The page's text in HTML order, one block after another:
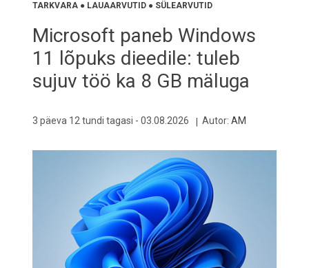
TARKVARA ● LAUAARVUTID ● SÜLEARVUTID
Microsoft paneb Windows
11 lõpuks dieedile: tuleb
sujuv töö ka 8 GB mäluga
3 päeva 12 tundi tagasi - 03.08.2026 Autor: AM